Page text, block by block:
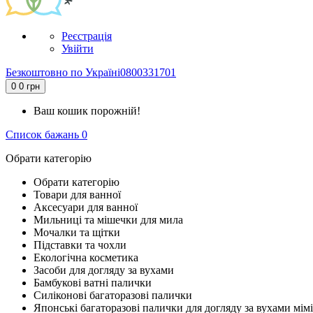
Реєстрація
Увійти
Безкоштовно по Україні0800331701
0 0 грн
Ваш кошик порожній!
Список бажань 0
Обрати категорію
Обрати категорію
Товари для ванної
Аксесуари для ванної
Мильниці та мішечки для мила
Мочалки та щітки
Підставки та чохли
Екологічна косметика
Засоби для догляду за вухами
Бамбукові ватні палички
Силіконові багаторазові палички
Японські багаторазові палички для догляду за вухами